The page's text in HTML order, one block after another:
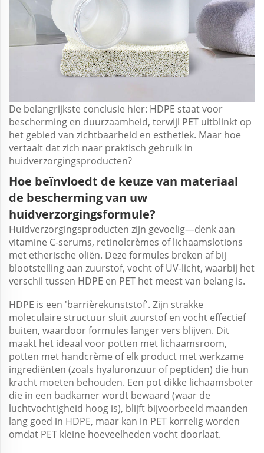
De belangrijkste conclusie hier: HDPE staat voor
bescherming en duurzaamheid, terwijl PET uitblinkt op
het gebied van zichtbaarheid en esthetiek. Maar hoe
vertaalt dat zich naar praktisch gebruik in
huidverzorgingsproducten?
Hoe beïnvloedt de keuze van materiaal
de bescherming van uw
huidverzorgingsformule?
Huidverzorgingsproducten zijn gevoelig—denk aan
vitamine C-serums, retinolcrèmes of lichaamslotions
met etherische oliën. Deze formules breken af bij
blootstelling aan zuurstof, vocht of UV-licht, waarbij het
verschil tussen HDPE en PET het meest van belang is.
HDPE is een 'barrièrekunststof'. Zijn strakke
moleculaire structuur sluit zuurstof en vocht effectief
buiten, waardoor formules langer vers blijven. Dit
maakt het ideaal voor potten met lichaamsroom,
potten met handcrème of elk product met werkzame
ingrediënten (zoals hyaluronzuur of peptiden) die hun
kracht moeten behouden. Een pot dikke lichaamsboter
die in een badkamer wordt bewaard (waar de
luchtvochtigheid hoog is), blijft bijvoorbeeld maanden
lang goed in HDPE, maar kan in PET korrelig worden
omdat PET kleine hoeveelheden vocht doorlaat.